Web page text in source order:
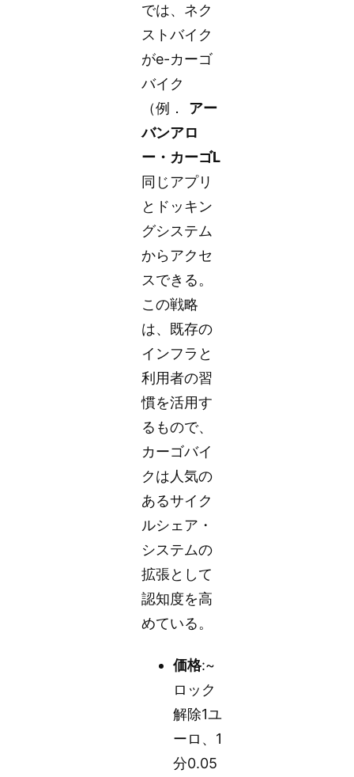
では、ネク
ストバイク
がe-カーゴ
バイク
（例． アー
バンアロ
ー・カーゴL
同じアプリ
とドッキン
グシステム
からアクセ
スできる。
この戦略
は、既存の
インフラと
利用者の習
慣を活用す
るもので、
カーゴバイ
クは人気の
あるサイク
ルシェア・
システムの
拡張として
認知度を高
めている。
価格:~
ロック
解除1ユ
ーロ、1
分0.05